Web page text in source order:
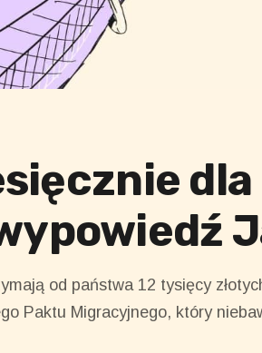
od państwa 12 tysięcy
Paktu Migracyjnego, który